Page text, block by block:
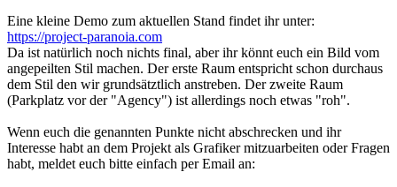
Eine kleine Demo zum aktuellen Stand findet ihr unter:
https://project-paranoia.com
Da ist natürlich noch nichts final, aber ihr könnt euch ein Bild vom
angepeilten Stil machen. Der erste Raum entspricht schon durchaus
dem Stil den wir grundsätztlich anstreben. Der zweite Raum
(Parkplatz vor der "Agency") ist allerdings noch etwas "roh".
Wenn euch die genannten Punkte nicht abschrecken und ihr
Interesse habt an dem Projekt als Grafiker mitzuarbeiten oder Fragen
habt, meldet euch bitte einfach per Email an: